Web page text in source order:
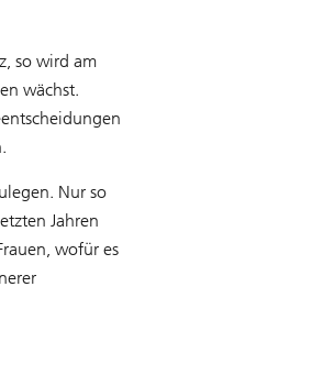
so wird am
wächst.
Nur so
Jahren
wofür es